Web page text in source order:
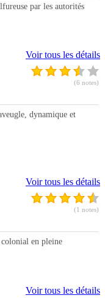
par les autorités
Voir tous les détails
(6 notes)
dynamique et
Voir tous les détails
(1 notes)
en pleine
Voir tous les détails